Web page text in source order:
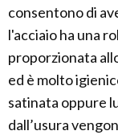
consentono di
l'acciaio ha una
proporzionata
ed è molto
satinata oppure
dall’usura